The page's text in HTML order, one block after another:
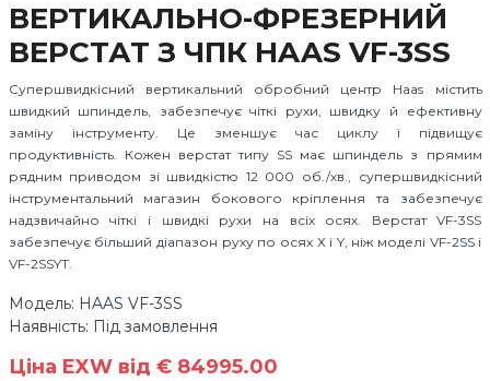
ВЕРТИКАЛЬНО-ФРЕЗЕРНИЙ
ВЕРСТАТ З ЧПК HAAS VF-3SS
Супершвидкісний вертикальний обробний центр Haas містить
швидкий шпиндель, забезпечує чіткі рухи, швидку й ефективну
заміну інструменту. Це зменшує час циклу і підвищує
продуктивність. Кожен верстат типу SS має шпиндель з прямим
рядним приводом зі швидкістю 12 000 об./хв., супершвидкісний
інструментальний магазин бокового кріплення та забезпечує
надзвичайно чіткі і швидкі рухи на всіх осях. Верстат VF-3SS
забезпечує більший діапазон руху по осях Х і Y, ніж моделі VF-2SS i
VF-2SSYT.
Модель: HAAS VF-3SS
Наявність: Під замовлення
Ціна EXW від € 84995.00